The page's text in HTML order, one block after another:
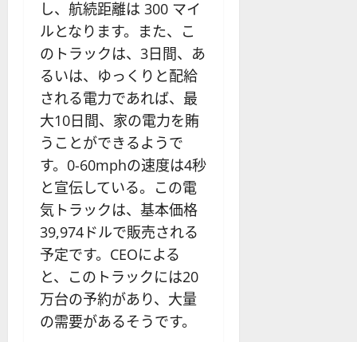
し、航続距離は 300 マイ
ルとなります。また、こ
のトラックは、3日間、あ
るいは、ゆっくりと配給
される電力であれば、最
大10日間、家の電力を賄
うことができるようで
す。0-60mphの速度は4秒
と宣伝している。この電
気トラックは、基本価格
39,974ドルで販売される
予定です。CEOによる
と、このトラックには20
万台の予約があり、大量
の需要があるそうです。